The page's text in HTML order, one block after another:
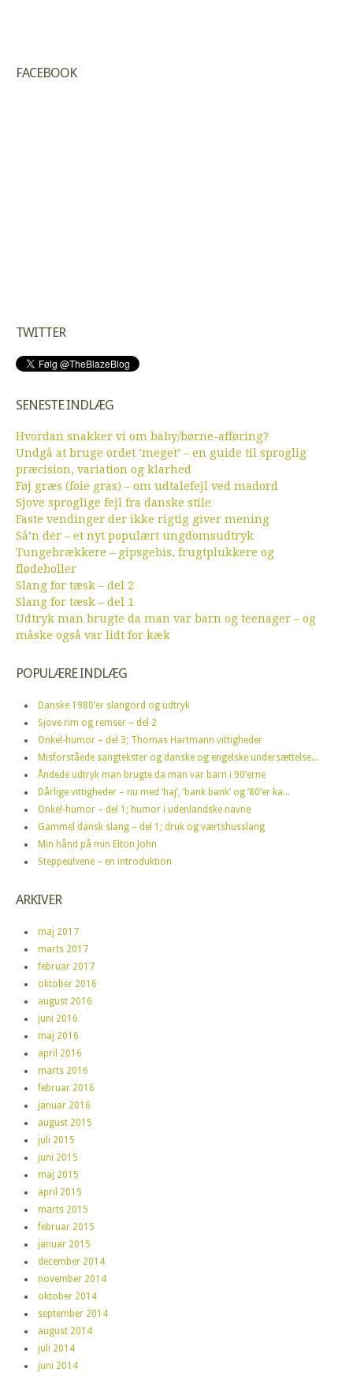
FACEBOOK
TWITTER
SENESTE INDLÆG
Hvordan snakker vi om baby/børne-afføring?
Undgå at bruge ordet ’meget’ – en guide til sproglig
præcision, variation og klarhed
Føj græs (foie gras) – om udtalefejl ved madord
Sjove sproglige fejl fra danske stile
Faste vendinger der ikke rigtig giver mening
Så’n der – et nyt populært ungdomsudtryk
Tungebrækkere – gipsgebis, frugtplukkere og
flødeboller
Slang for tæsk – del 2
Slang for tæsk – del 1
Udtryk man brugte da man var barn og teenager – og
måske også var lidt for kæk
POPULÆRE INDLÆG
Danske 1980’er slangord og udtryk
Sjove rim og remser – del 2
Onkel-humor – del 3; Thomas Hartmann vittigheder
Misforståede sangtekster og danske og engelske undersættelse...
Åndede udtryk man brugte da man var barn i 90’erne
Dårlige vittigheder – nu med ‘haj’, ‘bank bank’ og ’80’er ka...
Onkel-humor – del 1; humor i udenlandske navne
Gammel dansk slang – del 1; druk og værtshusslang
Min hånd på min Elton John
Steppeulvene – en introduktion
ARKIVER
maj 2017
marts 2017
februar 2017
oktober 2016
august 2016
juni 2016
maj 2016
april 2016
marts 2016
februar 2016
januar 2016
august 2015
juli 2015
juni 2015
maj 2015
april 2015
marts 2015
februar 2015
januar 2015
december 2014
november 2014
oktober 2014
september 2014
august 2014
juli 2014
juni 2014